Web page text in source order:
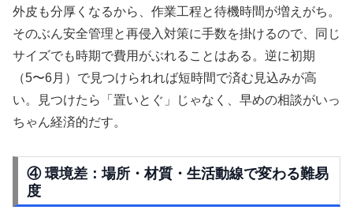
外皮も分厚くなるから、作業工程と待機時間が増えがち。
そのぶん安全管理と再侵入対策に手数を掛けるので、同じ
サイズでも時期で費用がぶれることはある。逆に初期
（5〜6月）で見つけられれば短時間で済む見込みが高
い。見つけたら「置いとぐ」じゃなく、早めの相談がいっ
ちゃん経済的だす。
④ 環境差：場所・材質・生活動線で変わる難易
度